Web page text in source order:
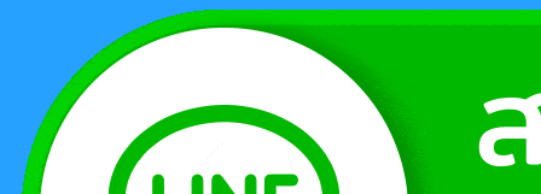
ปีน
ป่าย
ปีน
ป่าย